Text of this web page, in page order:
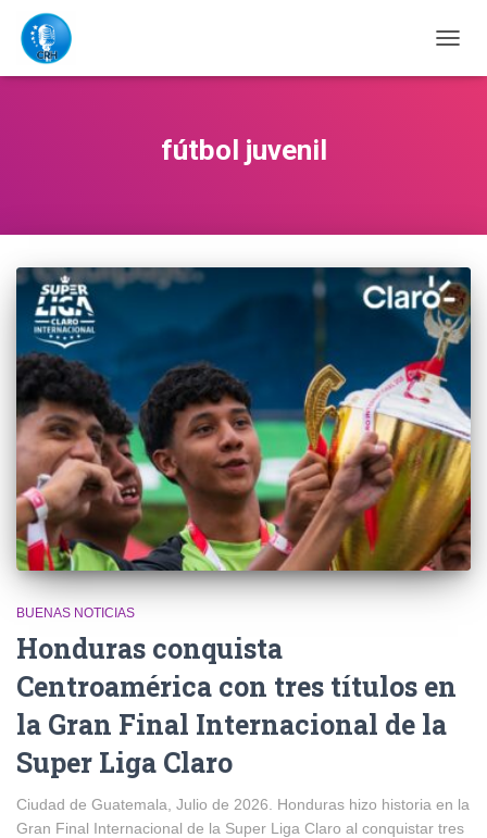
MODO
fútbol juvenil
BUENAS NOTICIAS
Honduras conquista
Centroamérica con tres títulos en
la Gran Final Internacional de la
Super Liga Claro
Ciudad de Guatemala, Julio de 2026. Honduras hizo historia en la
Gran Final Internacional de la Super Liga Claro al conquistar tres